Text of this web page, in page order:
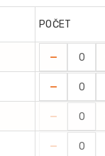
POČET
-
-
-
-